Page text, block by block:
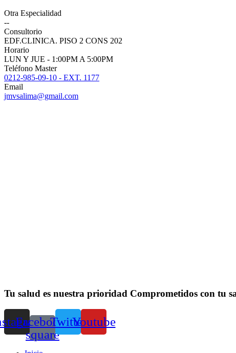
Otra Especialidad
--
Consultorio
EDF.CLINICA. PISO 2 CONS 202
Horario
LUN Y JUE - 1:00PM A 5:00PM
Teléfono Master
0212-985-09-10 - EXT. 1177
Email
jmvsalima@gmail.com
Tu salud es nuestra prioridad Comprometidos con tu
Facebook-
square
TwitterYoutube